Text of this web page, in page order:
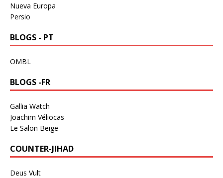
Nueva Europa
Persio
BLOGS - PT
OMBL
BLOGS -FR
Gallia Watch
Joachim Véliocas
Le Salon Beige
COUNTER-JIHAD
Deus Vult